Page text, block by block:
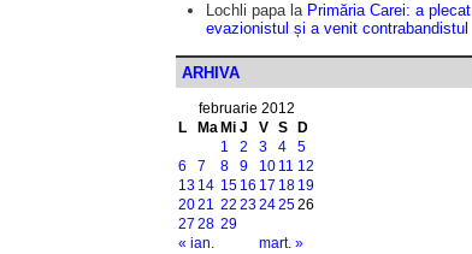
Lochli papala Primăria Carei: a plecat
evazionistul și a venit contrabandistul
ARHIVA
februarie 2012
L
Ma Mi J V S D
« ian. mart. »
1 2 3 4
5
6
7 8 9 10 11 12
13 14 15 16 17 18 19
2021 22 23242526
27 28 29